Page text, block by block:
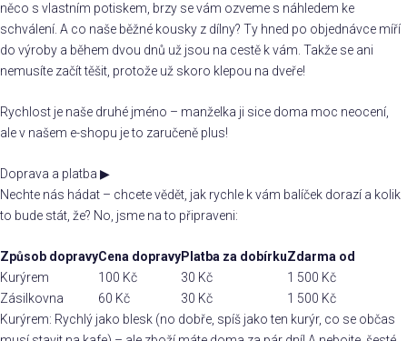
něco s vlastním potiskem, brzy se vám ozveme s náhledem ke
schválení. A co naše běžné kousky z dílny? Ty hned po objednávce míří
do výroby a během dvou dnů už jsou na cestě k vám. Takže se ani
nemusíte začít těšit, protože už skoro klepou na dveře!
Rychlost je naše druhé jméno – manželka ji sice doma moc neocení,
ale v našem e-shopu je to zaručeně plus!
Doprava a platba ▶
Nechte nás hádat – chcete vědět, jak rychle k vám balíček dorazí a kolik
to bude stát, že? No, jsme na to připraveni:
Způsob dopravyCena dopravyPlatba za dobírkuZdarma od
Kurýrem
100 Kč 30 Kč
1 500 Kč
Zásilkovna
60 Kč 30 Kč
1 500 Kč
Kurýrem: Rychlý jako blesk (no dobře, spíš jako ten kurýr, co se občas